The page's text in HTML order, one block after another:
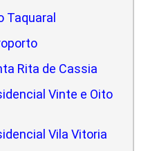
Taquaral
Rita de Cassia
Vinte e Oito
Vila Vitoria